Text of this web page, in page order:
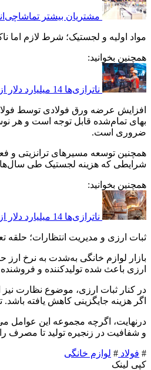
مشتریان بیشتر
مواد اولیه و لجستیک؛ شرط لازم اما
همچنین بخوانید:
ناترازی‌ها 14 میلیارد دلار از تولید فولاد را هوا کرد
افزایش عرضه ورق فولادی توسط
بهای تمام‌شده قابل توجه است و هر
ضروری است.
همچنین توسعه مسیرهای ترانزیتی و
شرایطی که هزینه لجستیک طی
همچنین بخوانید:
ناترازی‌ها 14 میلیارد دلار از تولید فولاد را هوا کرد
ثبات ارزی و مدیریت انتظارات؛ حلقه
بازار لوازم خانگی به‌شدت به نرخ
ارزی باعث شده تولیدکننده و
در کنار ثبات ارزی، موضوع نظارت
اگر هزینه جایگزینی کاهش یافته
درنهایت، اگرچه مجموعه این عوامل
و شفافیت در زنجیره تولید تا مصرف
# فولاد # لوازم خانگی
کپی لینک